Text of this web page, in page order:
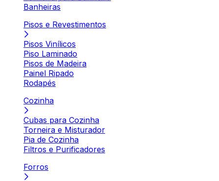
Banheiras
Pisos e Revestimentos
Pisos Vinílicos
Piso Laminado
Pisos de Madeira
Painel Ripado
Rodapés
Cozinha
Cubas para Cozinha
Torneira e Misturador
Pia de Cozinha
Filtros e Purificadores
Forros